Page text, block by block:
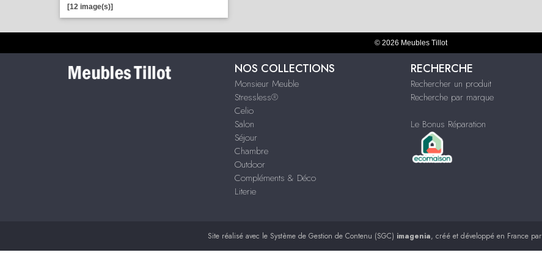
[12 image(s)]
© 2026 Meubles Tillot
NOS COLLECTIONS
Monsieur Meuble
Stressless®
Celio
Salon
Séjour
Chambre
Outdoor
Compléments & Déco
Literie
RECHERCHE
Rechercher un produit
Recherche par marque
Le Bonus Réparation
Site réalisé avec le Système de Gestion de Contenu (SGC) imagenia, créé et développé en France par